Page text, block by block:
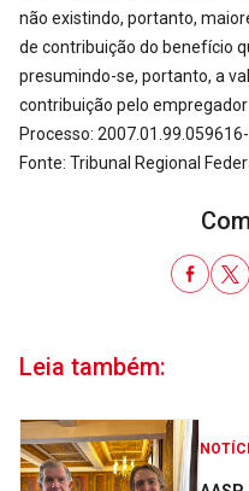
não existindo, portanto,
de contribuição do benefício
presumindo-se, portanto, a
contribuição pelo empregador
Processo:
Fonte: Tribunal Regional
Leia também: